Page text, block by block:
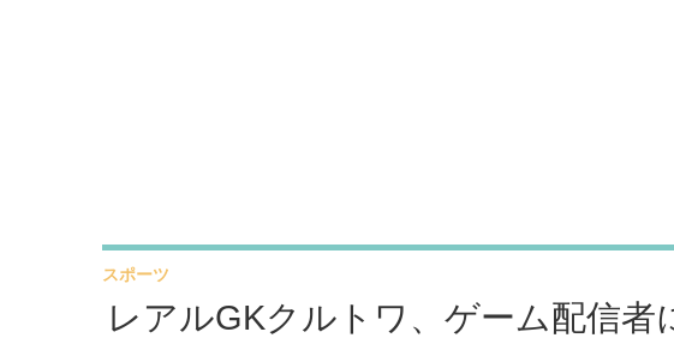
レアルGKクルトワ、ゲーム配信者
スポーツ